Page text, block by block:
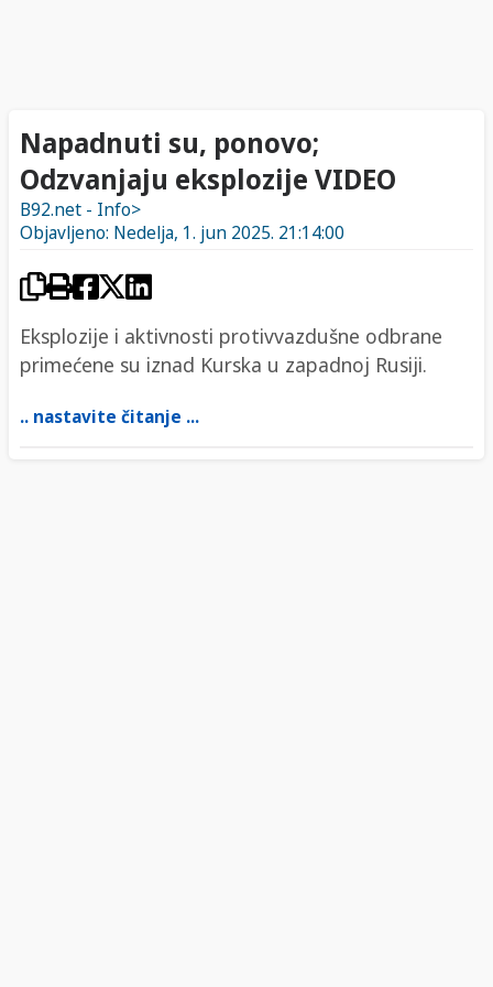
Napadnuti su, ponovo;
Odzvanjaju eksplozije VIDEO
B92.net - Info>
Objavljeno: Nedelja, 1. jun 2025. 21:14:00
Eksplozije i aktivnosti protivvazdušne odbrane
primećene su iznad Kurska u zapadnoj Rusiji.
.. nastavite čitanje ...